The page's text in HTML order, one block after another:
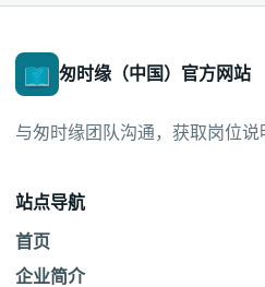
匆时缘（中国）官方网站
与匆时缘团队沟通，获取岗位
站点导航
首页
企业简介